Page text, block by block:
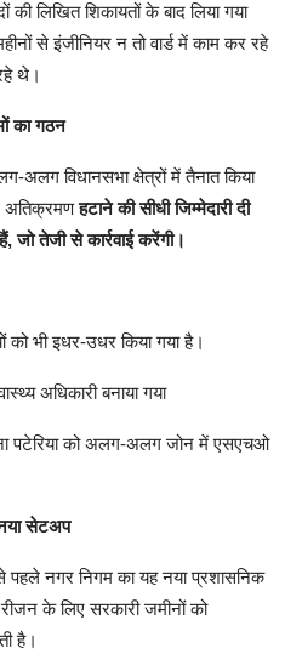
की लिखित शिकायतों के बाद लिया गया
से इंजीनियर न तो वार्ड में काम कर रहे
थे।
का गठन
अलग विधानसभा क्षेत्रों में तैनात किया
अतिक्रमणहटाने की सीधी जिम्मेदारी दी
जो तेजी से कार्रवाई करेंगी।
भी इधर-उधर किया गया है।
अधिकारी बनाया गया
पटेरिया को अलग-अलग जोन में एसएचओ
सेटअप
पहले नगर निगम का यह नया प्रशासनिक
रीजन के लिए सरकारी जमीनों को
है।